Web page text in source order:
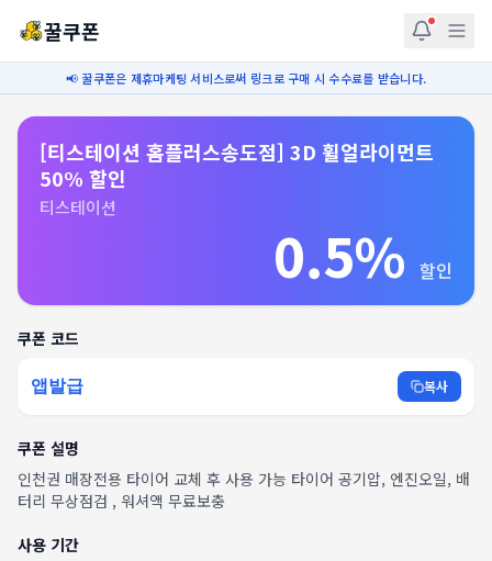
꿀쿠폰
📢 꿀쿠폰은 제휴마케팅 서비스로써 링크로 구매 시 수수료를 받습니다.
[티스테이션 홈플러스송도점] 3D 휠얼라이먼트
50% 할인
티스테이션
0.5% 할인
쿠폰 코드
앱발급 복사
쿠폰 설명
인천권 매장전용 타이어 교체 후 사용 가능 타이어 공기압, 엔진오일, 배
터리 무상점검 , 워셔액 무료보충
사용 기간